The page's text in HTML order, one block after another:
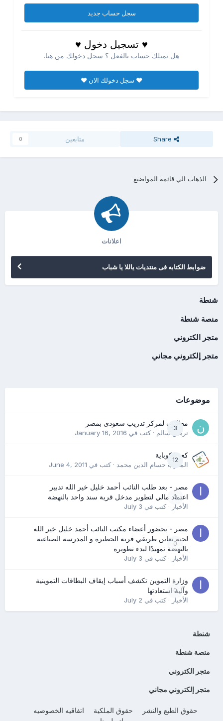
سجل حساب جديد
♥ تسجيل دخول ♥
هل تمتلك حساب بالفعل ؟ سجل دخولك من هنا.
♥ سجل دخولك الان ♥
Share متابعين 0
الذهاب الي قائمه المواضيع
اعلانات
ضوابط الكتابه فى منتديات ياللا يا شباب
شنطة
منصة شنطة
متجر الكتروني
متجر إلكتروني مجاني
موضوعات
3
مطلوب لمركز تدريب سعودى بمصر
نرمين سالم· كتب في January 16, 2016
12
كعب كوباية
المدرب حسام الدين محمد· كتب في June 4, 2011
0
مصر - بعد طلب النائب أحمد خليل خير الله تدبير
اعتماد مالي لتطوير مدخل قرية سند واحد بالنهضة
الأخبار· كتب في July 3
0
مصر - بحضور أعضاء مكتب النائب أحمد خليل خير الله
لجنة تعاين طريقي قرية الحظيرة و المدرسة الصناعية
بالنهضة تمهيدًا لبدء تطويره
الأخبار· كتب في July 3
0
وزارة التموين تكشف أسباب إيقاف البطاقات التموينية
وآلية استعادتها
الأخبار· كتب في July 2
شنطة
منصة شنطة
متجر الكتروني
متجر إلكتروني مجاني
حقوق الطبع والنشر حقوق الملكية
اتفاقيه الخصوصيه